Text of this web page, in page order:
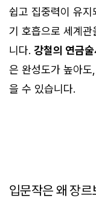
쉽고 집중력이 유
기 호흡으로 세계
니다. 강철의 연금
은 완성도가 높아
을 수 있습니다.
입문작은 왜 장